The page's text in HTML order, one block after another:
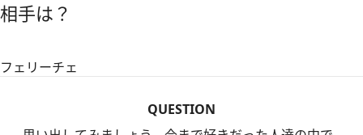
相手は？
フェリーチェ
QUESTION